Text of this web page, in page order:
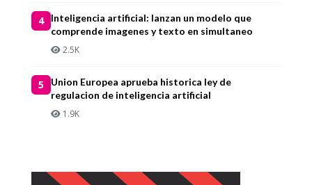
4
Inteligencia artificial: lanzan un modelo que
comprende imagenes y texto en simultaneo
2.5K
5
Union Europea aprueba historica ley de
regulacion de inteligencia artificial
1.9K